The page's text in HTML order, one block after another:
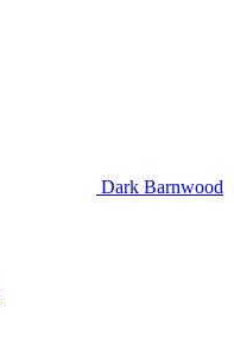
Dark Barnwood